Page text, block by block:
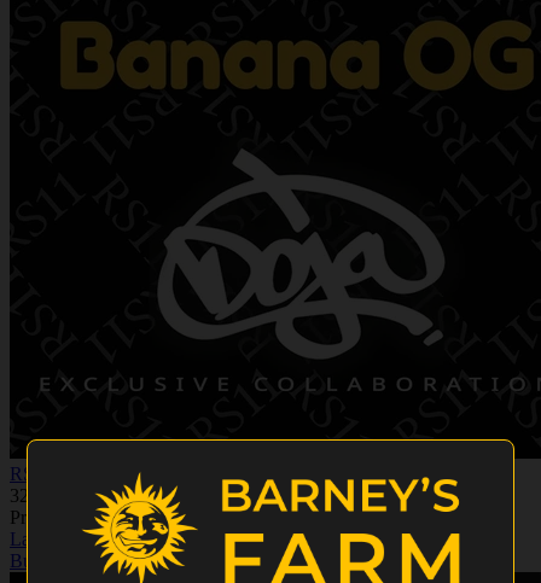
RS11 x Banana OG
32% THC
Priser fra €20.66
Læs mere
Buy 3 Get Double! 6 Seeds